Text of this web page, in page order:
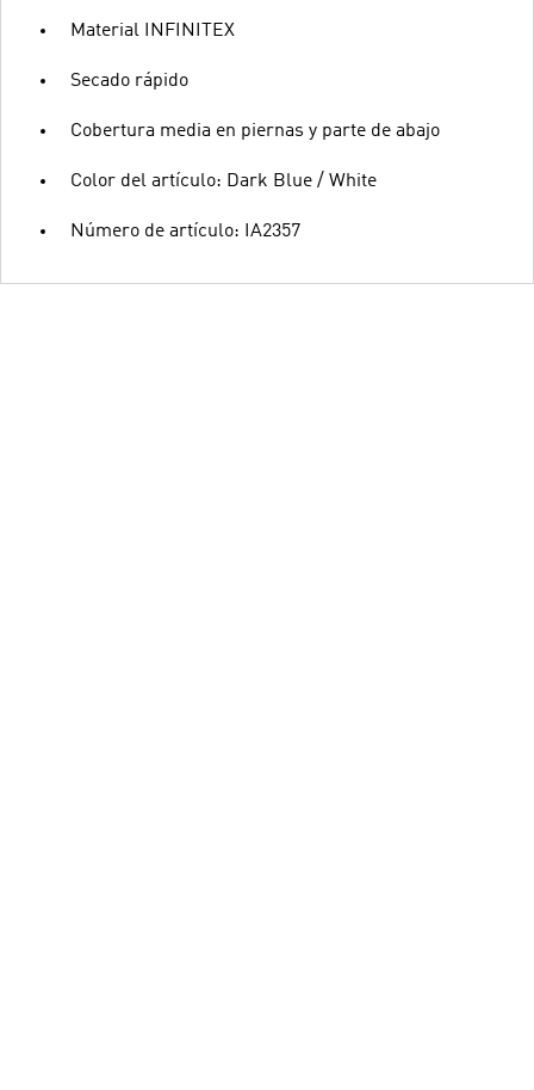
Material INFINITEX
Secado rápido
Cobertura media en piernas y parte de abajo
Color del artículo: Dark Blue / White
Número de artículo: IA2357